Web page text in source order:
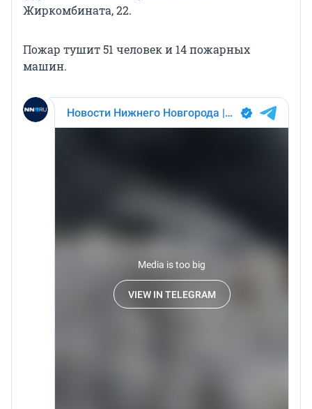
Жиркомбината, 22.
Пожар тушит 51 человек и 14 пожарных
машин.